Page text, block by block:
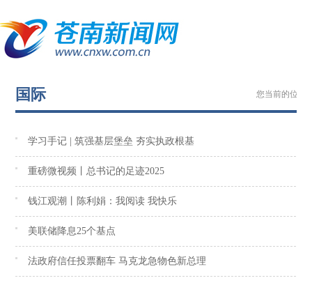
您当前的位置
国际
学习手记 | 筑强基层堡垒 夯实执政根基
重磅微视频丨总书记的足迹2025
钱江观潮丨陈利娟：我阅读 我快乐
美联储降息25个基点
法政府信任投票翻车 马克龙急物色新总理